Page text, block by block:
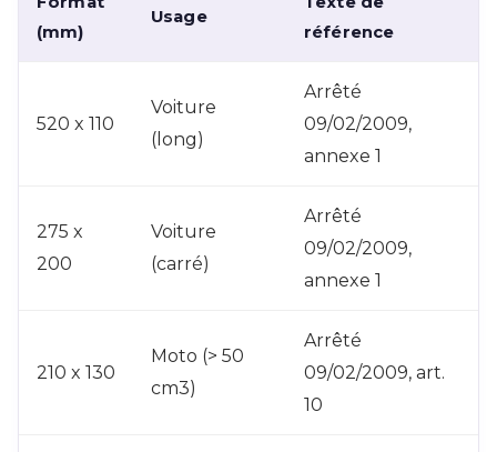
(mm)
Usage
référence
520 x 110
Voiture
(long)
Arrêté
09/02/2009,
annexe 1
275 x
200
Voiture
(carré)
Arrêté
09/02/2009,
annexe 1
210 x 130
Moto (> 50
cm3)
Arrêté
09/02/2009, art.
10